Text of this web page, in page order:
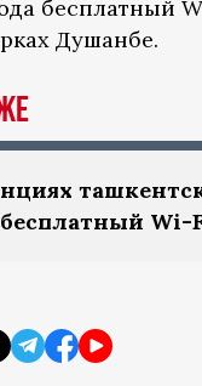
бесплатный
Душанбе.
Wi-